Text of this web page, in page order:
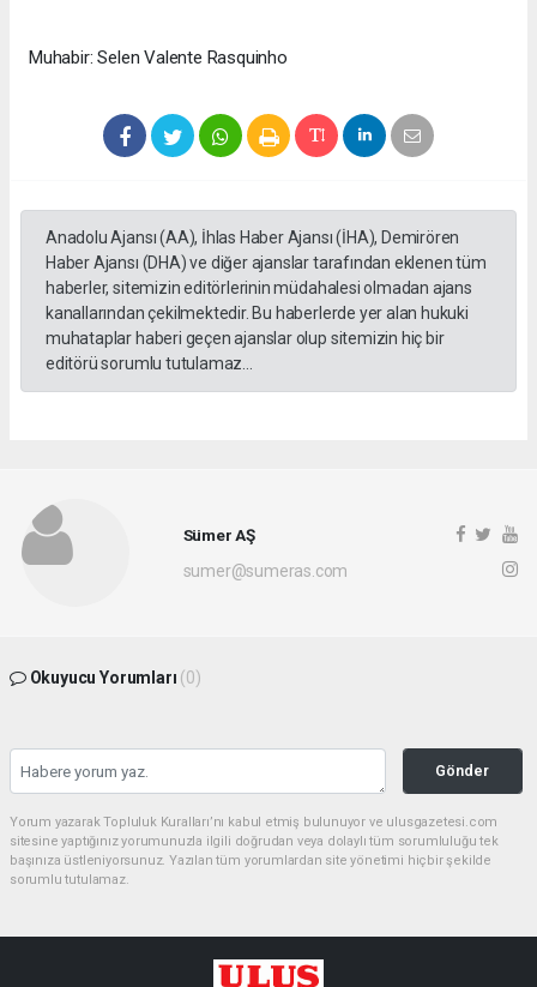
Muhabir: Selen Valente Rasquinho
Anadolu Ajansı (AA), İhlas Haber Ajansı (İHA), Demirören
Haber Ajansı (DHA) ve diğer ajanslar tarafından eklenen tüm
haberler, sitemizin editörlerinin müdahalesi olmadan ajans
kanallarından çekilmektedir. Bu haberlerde yer alan hukuki
muhataplar haberi geçen ajanslar olup sitemizin hiç bir
editörü sorumlu tutulamaz...
Sümer AŞ
sumer@sumeras.com
Okuyucu Yorumları (0)
Gönder
Yorum yazarak Topluluk Kuralları’nı kabul etmiş bulunuyor ve ulusgazetesi.com
sitesine yaptığınız yorumunuzla ilgili doğrudan veya dolaylı tüm sorumluluğu tek
başınıza üstleniyorsunuz. Yazılan tüm yorumlardan site yönetimi hiçbir şekilde
sorumlu tutulamaz.